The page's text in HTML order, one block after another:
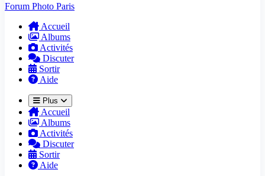
Forum Photo Paris
Accueil
Albums
Activités
Discuter
Sortir
Aide
Plus
Accueil
Albums
Activités
Discuter
Sortir
Aide